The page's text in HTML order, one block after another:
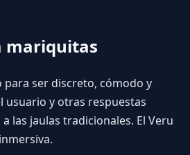
mariquitas
para ser discreto, cómodo y
usuario y otras respuestas
las jaulas tradicionales. El Veru